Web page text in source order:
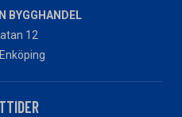
BYGGHANDEL
12